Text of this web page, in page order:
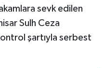
sevk edilen
Sulh Ceza
şartıyla serbest